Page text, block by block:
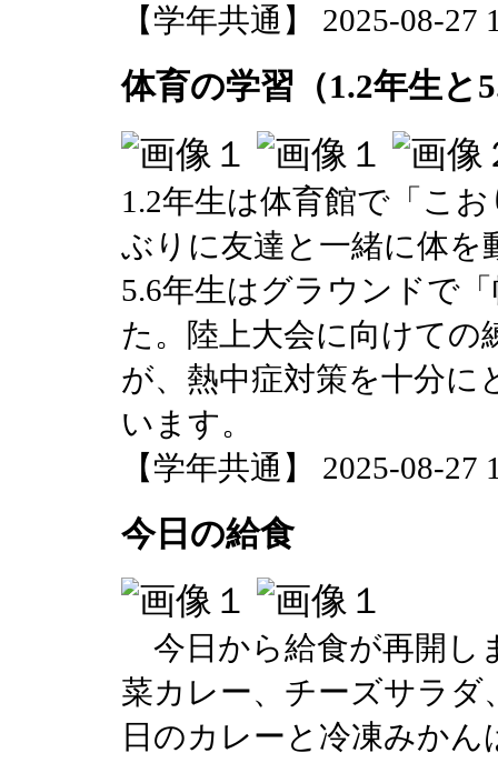
【学年共通】 2025-08-27
体育の学習（1.2年生と
1.2年生は体育館で「こ
ぶりに友達と一緒に体
5.6年生はグラウンドで
た。陸上大会に向けて
が、熱中症対策を十分
います。
【学年共通】 2025-08-27
今日の給食
今日から給食が再開し
菜カレー、チーズサラダ
日のカレーと冷凍みか